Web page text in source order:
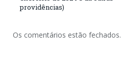
providências)
Os comentários estão fechados.